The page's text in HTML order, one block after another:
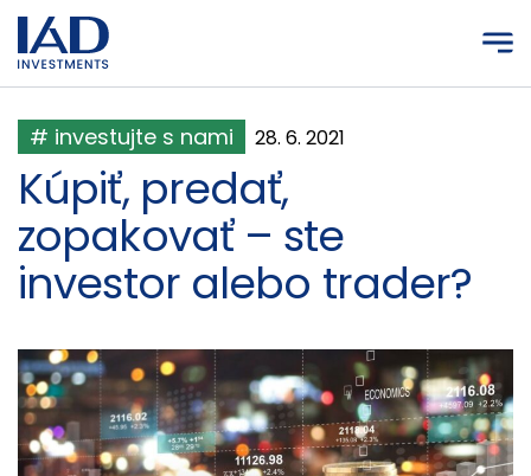
Prejsť na hlavný obsah
# investujte s nami 28. 6. 2021
Kúpiť, predať,
zopakovať – ste
investor alebo trader?